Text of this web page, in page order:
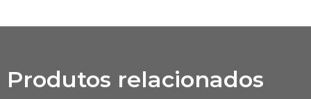
Produtos relacionados